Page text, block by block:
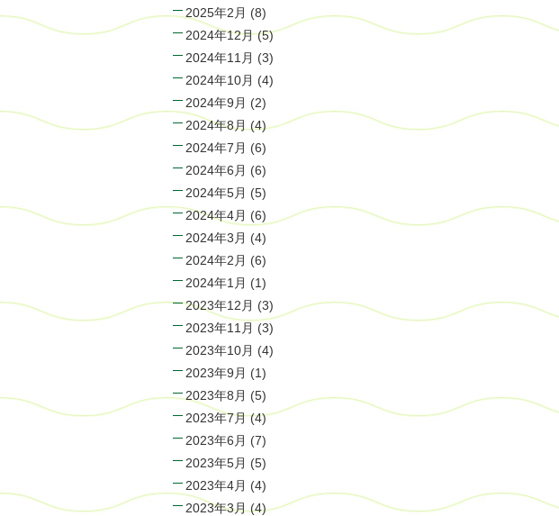
2025年2月 (8)
2024年12月(5)
2024年11月 (3)
2024年10月 (4)
2024年9月 (2)
2024年8月 (4)
2024年7月 (6)
2024年6月 (6)
2024年5月 (5)
2024年4月 (6)
2024年3月 (4)
2024年2月 (6)
2024年1月 (1)
2023年12月 (3)
2023年11月 (3)
2023年10月 (4)
2023年9月 (1)
2023年8月 (5)
2023年7月(4)
2023年6月 (7)
2023年5月 (5)
2023年4月 (4)
2023年3月(4)